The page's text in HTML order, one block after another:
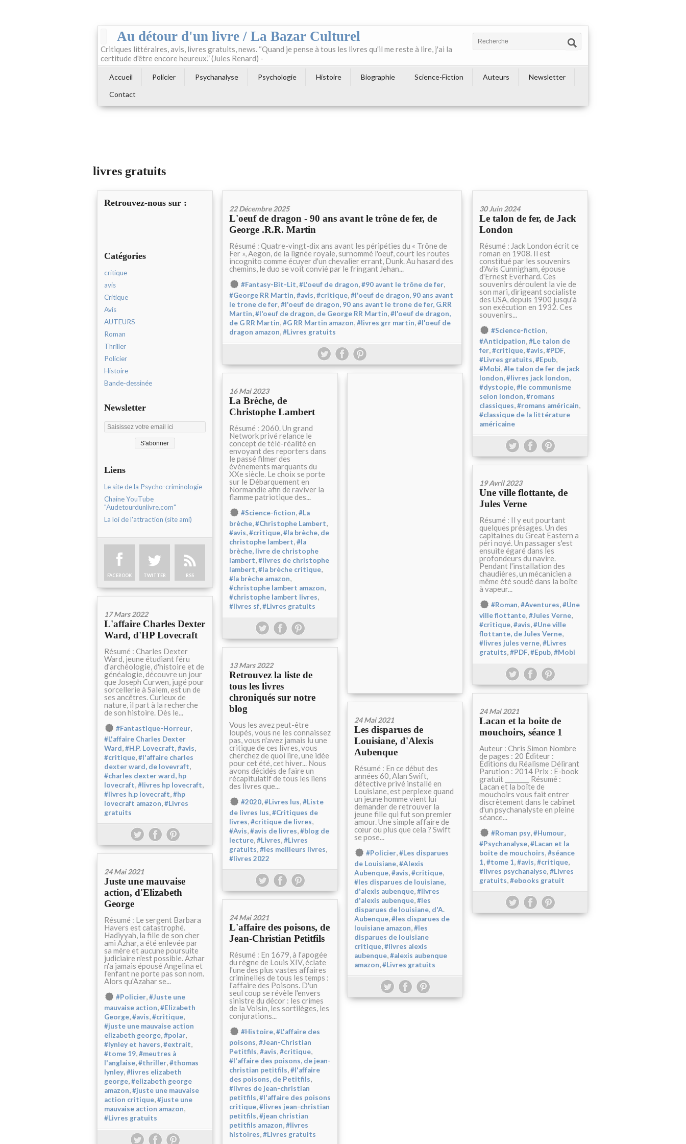
Au détour d'un livre / La Bazar Culturel
Critiques littéraires, avis, livres gratuits, news. “Quand je pense à tous les livres qu'il me reste à lire, j'ai la
certitude d'être encore heureux.” (Jules Renard) -
Accueil Policier Psychanalyse Psychologie Histoire Biographie Science-Fiction Auteurs
Newsletter
Contact
livres gratuits
Retrouvez-nous sur :
Catégories
critique
avis
Critique
Avis
AUTEURS
Roman
Thriller
Policier
Histoire
Bande-dessinée
Newsletter
Liens
Le site de la Psycho-criminologie
Chaine YouTube
"Audetourdunlivre.com"
La loi de l'attraction (site ami)
FACEBOOK TWITTER RSS
22 Décembre 2025
L'oeuf de dragon - 90 ans avant le trône de fer, de
George .R.R. Martin
Résumé : Quatre-vingt-dix ans avant les péripéties du « Trône de
Fer », Aegon, de la lignée royale, surnommé l'oeuf, court les routes
incognito comme écuyer d'un chevalier errant, Dunk. Au hasard des
chemins, le duo se voit convié par le fringant Jehan...
#Fantasy-Bit-Lit,#L'oeuf de dragon,#90 avant le trône de fer,
#George RR Martin,#avis,#critique,#l'oeuf de dragon, 90 ans avant
le trone de fer,#l'oeuf de dragon, 90 ans avant le trone de fer, G.RR
Martin,#l'oeuf de dragon, de George RR Martin,#l'oeuf de dragon,
de G RR Martin,#G RR Martin amazon,#livres grr martin,#l'oeuf de
dragon amazon,#Livres gratuits
30 Juin 2024
Le talon de fer, de Jack
London
Résumé : Jack London écrit ce
roman en 1908. Il est
constitué par les souvenirs
d'Avis Cunnigham, épouse
d'Ernest Everhard. Ces
souvenirs déroulent la vie de
son mari, dirigeant socialiste
des USA, depuis 1900 jusqu'à
son exécution en 1932. Ces
souvenirs...
#Science-fiction,
#Anticipation,#Le talon de
fer,#critique,#avis,#PDF,
#Livres gratuits,#Epub,
#Mobi,#le talon de fer de jack
london,#livres jack london,
#dystopie,#le communisme
selon london,#romans
classiques,#romans américain,
#classique de la littérature
américaine
16 Mai 2023
La Brèche, de
Christophe Lambert
Résumé : 2060. Un grand
Network privé relance le
concept de télé-réalité en
envoyant des reporters dans
le passé filmer des
événements marquants du
XXe siècle. Le choix se porte
sur le Débarquement en
Normandie afin de raviver la
flamme patriotique des...
#Science-fiction,#La
brèche,#Christophe Lambert,
#avis,#critique,#la brèche, de
christophe lambert,#la
brèche, livre de christophe
lambert,#livres de christophe
lambert,#la brèche critique,
#la brèche amazon,
#christophe lambert amazon,
#christophe lambert livres,
#livres sf,#Livres gratuits
19 Avril 2023
Une ville flottante, de
Jules Verne
Résumé : Il y eut pourtant
quelques présages. Un des
capitaines du Great Eastern a
péri noyé. Un passager s'est
ensuite égaré dans les
profondeurs du navire.
Pendant l'installation des
chaudières, un mécanicien a
même été soudé dans la boîte
à vapeur...
#Roman,#Aventures,#Une
ville flottante,#Jules Verne,
#critique,#avis,#Une ville
flottante, de Jules Verne,
#livres jules verne,#Livres
gratuits,#PDF,#Epub,#Mobi
17 Mars 2022
L'affaire Charles Dexter
Ward, d'HP Lovecraft
Résumé : Charles Dexter
Ward, jeune étudiant féru
d'archéologie, d'histoire et de
généalogie, découvre un jour
que Joseph Curwen, jugé pour
sorcellerie à Salem, est un de
ses ancêtres. Curieux de
nature, il part à la recherche
de son histoire. Dès le...
#Fantastique-Horreur,
#L'affaire Charles Dexter
Ward,#H.P. Lovecraft,#avis,
#critique,#l'affaire charles
dexter ward, de lovevraft,
#charles dexter ward, hp
lovecraft,#livres hp lovecraft,
#livres h.p lovecraft,#hp
lovecraft amazon,#Livres
gratuits
13 Mars 2022
Retrouvez la liste de
tous les livres
chroniqués sur notre
blog
Vous les avez peut-être
loupés, vous ne les connaissez
pas, vous n'avez jamais lu une
critique de ces livres, vous
cherchez de quoi lire, une idée
pour cet été, cet hiver... Nous
avons décidés de faire un
récapitulatif de tous les liens
des livres que...
#2020,#Livres lus,#Liste
de livres lus,#Critiques de
livres,#critique de livres,
#Avis,#avis de livres,#blog de
lecture,#Livres,#Livres
gratuits,#les meilleurs livres,
#livres 2022
24 Mai 2021
Lacan et la boite de
mouchoirs, séance 1
Auteur : Chris Simon Nombre
de pages : 20 Éditeur :
Éditions du Réalisme Délirant
Parution : 2014 Prix : E-book
gratuit ________ Résumé :
Lacan et la boîte de
mouchoirs vous fait entrer
discrètement dans le cabinet
d'un psychanalyste en pleine
séance...
#Roman psy,#Humour,
#Psychanalyse,#Lacan et la
boite de mouchoirs,#séance
1,#tome 1,#avis,#critique,
#livres psychanalyse,#Livres
gratuits,#ebooks gratuit
24 Mai 2021
Les disparues de
Louisiane, d'Alexis
Aubenque
Résumé : En ce début des
années 60, Alan Swift,
détective privé installé en
Louisiane, est perplexe quand
un jeune homme vient lui
demander de retrouver la
jeune fille qui fut son premier
amour. Une simple affaire de
cœur ou plus que cela ? Swift
se pose...
#Policier,#Les disparues
de Louisiane,#Alexis
Aubenque,#avis,#critique,
#les disparues de louisiane,
d'alexis aubenque,#livres
d'alexis aubenque,#les
disparues de louisiane, d'A.
Aubenque,#les disparues de
louisiane amazon,#les
disparues de louisiane
critique,#livres alexis
aubenque,#alexis aubenque
amazon,#Livres gratuits
24 Mai 2021
Juste une mauvaise
action, d'Elizabeth
George
Résumé : Le sergent Barbara
Havers est catastrophé.
Hadiyyah, la fille de son cher
ami Azhar, a été enlevée par
sa mère et aucune poursuite
judiciaire n'est possible. Azhar
n'a jamais épousé Angelina et
l'enfant ne porte pas son nom.
Alors qu'Azahar se...
#Policier,#Juste une
mauvaise action,#Elizabeth
George,#avis,#critique,
#juste une mauvaise action
elizabeth george,#polar,
#lynley et havers,#extrait,
#tome 19,#meutres à
l'anglaise,#thriller,#thomas
lynley,#livres elizabeth
george,#elizabeth george
amazon,#juste une mauvaise
action critique,#juste une
mauvaise action amazon,
#Livres gratuits
24 Mai 2021
L'affaire des poisons, de
Jean-Christian Petitfils
Résumé : En 1679, à l'apogée
du règne de Louis XIV, éclate
l'une des plus vastes affaires
criminelles de tous les temps :
l'affaire des Poisons. D'un
seul coup se révèle l'envers
sinistre du décor : les crimes
de la Voisin, les sortilèges, les
conjurations...
#Histoire,#L'affaire des
poisons,#Jean-Christian
Petitfils,#avis,#critique,
#l'affaire des poisons, de jean-
christian petitfils,#l'affaire
des poisons, de Petitfils,
#livres de jean-christian
petitfils,#l'affaire des poisons
critique,#livres jean-christian
petitfils,#jean christian
petitfils amazon,#livres
histoires,#Livres gratuits